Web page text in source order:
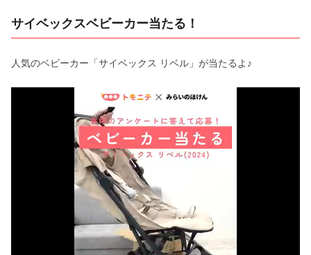
サイベックスベビーカー当たる！
人気のベビーカー「サイベックス リベル」が当たるよ♪